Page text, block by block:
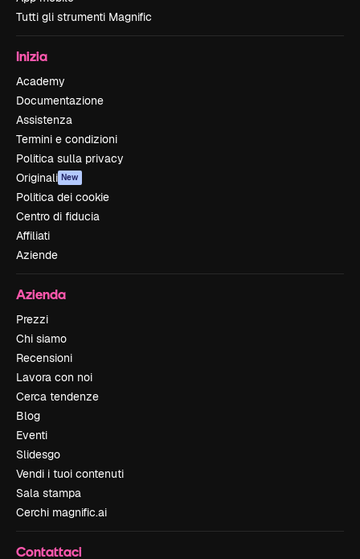
Tutti gli strumenti Magnific
Inizia
Academy
Documentazione
Assistenza
Termini e condizioni
Politica sulla privacy
Originali New
Politica dei cookie
Centro di fiducia
Affiliati
Aziende
Azienda
Prezzi
Chi siamo
Recensioni
Lavora con noi
Cerca tendenze
Blog
Eventi
Slidesgo
Vendi i tuoi contenuti
Sala stampa
Cerchi magnific.ai
Contattaci